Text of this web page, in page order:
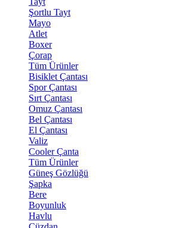
Şortlu Tayt
Mayo
Atlet
Boxer
Çorap
Tüm Ürünler
Bisiklet Çantası
Spor Çantası
Sırt Çantası
Omuz Çantası
Bel Çantası
El Çantası
Valiz
Cooler Çanta
Tüm Ürünler
Güneş Gözlüğü
Şapka
Bere
Boyunluk
Havlu